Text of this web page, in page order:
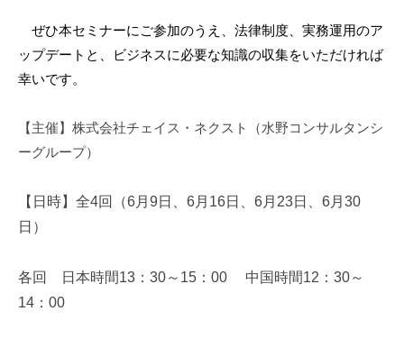
ぜひ本セミナーにご参加のうえ、法律制度、実務運用のア
ップデートと、ビジネスに必要な知識の収集をいただければ
幸いです。
【主催】株式会社チェイス・ネクスト（水野コンサルタンシ
ーグループ）
【日時】全4回（6月 9 日、 6月 16日、 6月 23日、 6月 30
日）
各回 日本時間13 ： 30～ 15 ： 00 中国時間12 ： 30～
14 ： 00